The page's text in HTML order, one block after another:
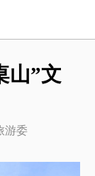
山”文
游委